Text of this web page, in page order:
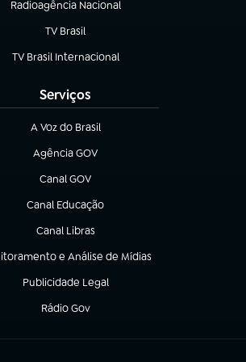
Radioagência Nacional
(abre em nova aba)
TV Brasil
(abre em nova aba)
TV Brasil Internacional
(abre em nova aba)
Serviços
A Voz do Brasil
(abre em nova aba)
Agência GOV
(abre em nova aba)
Canal GOV
(abre em nova aba)
Canal Educação
(abre em nova aba)
Canal Libras
(abre em nova aba)
e Análise de Mídias
em nova aba)
Publicidade Legal
(abre em nova aba)
Rádio Gov
(abre em nova aba)